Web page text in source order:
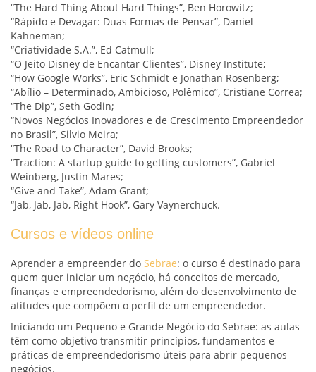
“The Hard Thing About Hard Things”, Ben Horowitz;
“Rápido e Devagar: Duas Formas de Pensar”, Daniel
Kahneman;
“Criatividade S.A.”, Ed Catmull;
“O Jeito Disney de Encantar Clientes”, Disney Institute;
“How Google Works”, Eric Schmidt e Jonathan Rosenberg;
“Abílio – Determinado, Ambicioso, Polêmico”, Cristiane Correa;
“The Dip”, Seth Godin;
“Novos Negócios Inovadores e de Crescimento Empreendedor
no Brasil”, Silvio Meira;
“The Road to Character”, David Brooks;
“Traction: A startup guide to getting customers”, Gabriel
Weinberg, Justin Mares;
“Give and Take”, Adam Grant;
“Jab, Jab, Jab, Right Hook”, Gary Vaynerchuck.
Cursos e vídeos online
Aprender a empreender do Sebrae: o curso é destinado para
quem quer iniciar um negócio, há conceitos de mercado,
finanças e empreendedorismo, além do desenvolvimento de
atitudes que compõem o perfil de um empreendedor.
Iniciando um Pequeno e Grande Negócio do Sebrae: as aulas
têm como objetivo transmitir princípios, fundamentos e
práticas de empreendedorismo úteis para abrir pequenos
negócios.